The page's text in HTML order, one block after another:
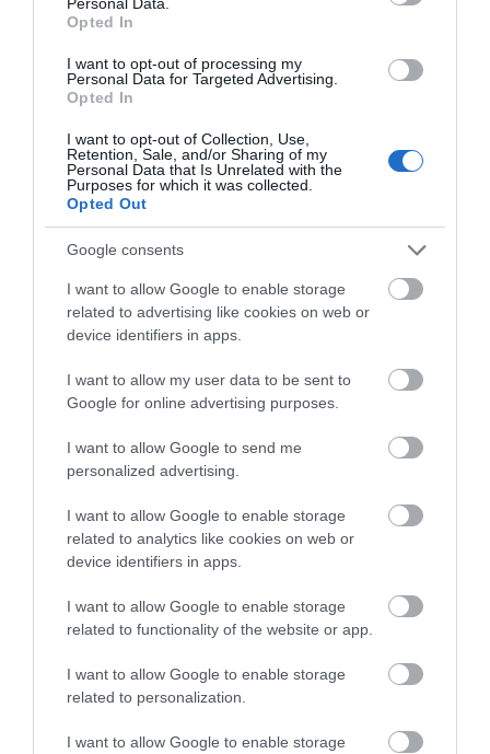
Opted In
I want to opt-out of processing my
Personal Data for Targeted Advertising.
Opted In
I want to opt-out of Collection, Use,
Retention, Sale, and/or Sharing of my
Personal Data that Is Unrelated with the
Purposes for which it was collected.
Opted Out
Google consents
I want to allow Google to enable storage
related to advertising like cookies on web or
device identifiers in apps.
I want to allow my user data to be sent to
Google for online advertising purposes.
I want to allow Google to send me
personalized advertising.
I want to allow Google to enable storage
related to analytics like cookies on web or
device identifiers in apps.
I want to allow Google to enable storage
related to functionality of the website or app.
I want to allow Google to enable storage
related to personalization.
I want to allow Google to enable storage
για να ανεβάζει την εμπειρία ήχου του αυτοκινήτου
ήχου υψηλής ανάλυσης, αυτός ο ενισχυτής προσφέρει
εντυπωσιακή απόκριση συχνότητας από 10 Hz έως 45
σας αναπαράγεται πιστά με πεντακάθαρη ακρίβεια.
Η αισθητική του ενισχυτή είναι τόσο εντυπωσιακή όσο
και η απόδοσή του. Με μία κομψή λυχνία LED
κατάστασης, συμπαγές μπλοκ ακροδεκτών και ένα
αφαιρούμενο επάνω πάνελ που προστατεύει τα
χειριστήρια και τις συνδέσεις συμβάλλουν σε έναν
κομψό και εκλεπτυσμένο σχεδιασμό που
ενσωματώνεται άψογα σε κάθε εσωτερικό του
Η γενική συμβατότητα είναι ένα βασικό
χαρακτηριστικό του DP 2.200, προσφέροντας τάση
τροφοδοσίας λειτουργίας που κυμαίνεται από 6,5 έως
16,5 V και ευαισθησία εισόδου ηχείων από 1,6 έως 40
ενισχύει την ευελιξία, εξασφαλίζοντας βέλτιστη
απόδοση με ένα ευρύ φάσμα πηγών ήχου.